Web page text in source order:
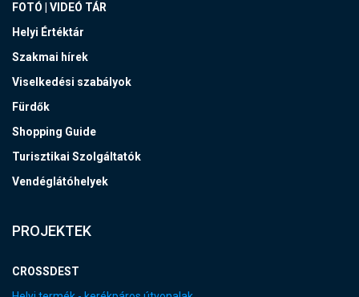
FOTÓ | VIDEÓ TÁR
Helyi Értéktár
Szakmai hírek
Viselkedési szabályok
Fürdők
Shopping Guide
Turisztikai Szolgáltatók
Vendéglátóhelyek
PROJEKTEK
CROSSDEST